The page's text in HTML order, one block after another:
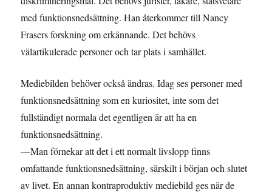
med funktionsnedsättning. Han återkommer till Nancy
Frasers forskning om erkännande. Det behövs
välartikulerade personer och tar plats i samhället.
Mediebilden behöver också ändras. Idag ses personer med
funktionsnedsättning som en kuriositet, inte som det
fullständigt normala det egentligen är att ha en
funktionsnedsättning.
—Man förnekar att det i ett normalt livslopp finns
omfattande funktionsnedsättning, särskilt i början och slutet
av livet. En annan kontraproduktiv mediebild ges när de